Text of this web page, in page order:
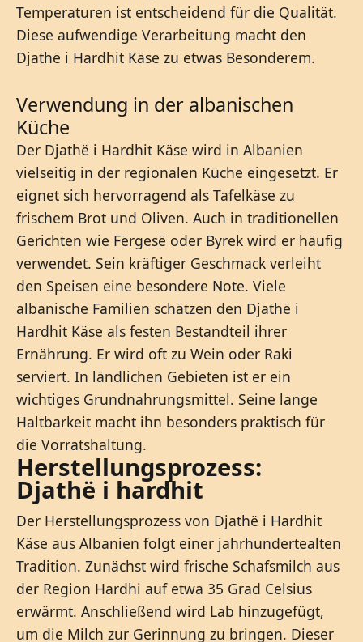
Temperaturen ist entscheidend für die Qualität.
Diese aufwendige Verarbeitung macht den
Djathë i Hardhit Käse zu etwas Besonderem.
Verwendung in der albanischen
Küche
Der Djathë i Hardhit Käse wird in Albanien
vielseitig in der regionalen Küche eingesetzt. Er
eignet sich hervorragend als Tafelkäse zu
frischem Brot und Oliven. Auch in traditionellen
Gerichten wie Fërgesë oder Byrek wird er häufig
verwendet. Sein kräftiger Geschmack verleiht
den Speisen eine besondere Note. Viele
albanische Familien schätzen den Djathë i
Hardhit Käse als festen Bestandteil ihrer
Ernährung. Er wird oft zu Wein oder Raki
serviert. In ländlichen Gebieten ist er ein
wichtiges Grundnahrungsmittel. Seine lange
Haltbarkeit macht ihn besonders praktisch für
die Vorratshaltung.
Herstellungsprozess:
Djathë i hardhit
Der Herstellungsprozess von Djathë i Hardhit
Käse aus Albanien folgt einer jahrhundertealten
Tradition. Zunächst wird frische Schafsmilch aus
der Region Hardhi auf etwa 35 Grad Celsius
erwärmt. Anschließend wird Lab hinzugefügt,
um die Milch zur Gerinnung zu bringen. Dieser